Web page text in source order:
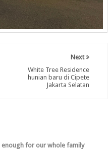
Next
White Tree Residence
hunian baru di Cipete
Jakarta Selatan
for our whole family